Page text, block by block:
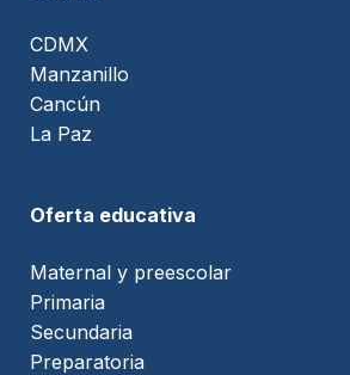
CDMX
Manzanillo
Cancún
La Paz
Oferta educativa
Maternal y preescolar
Primaria
Secundaria
Preparatoria